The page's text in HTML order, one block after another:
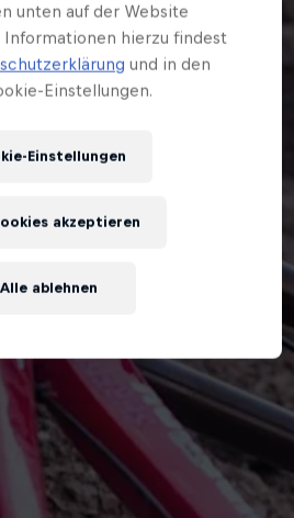
unten auf der Website
hierzu findest
und in den
Einstellungen.
Einstellungen
Alle ablehnen
akzeptieren